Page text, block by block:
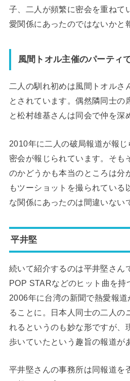
子、二人が頻繁に密会を重ねて
愛関係にあったのではないかと
風間トオル主催のパーティ
二人の馴れ初めは風間トオルさ
とされています。偶然隣同士の
と松村雄基さんは同会で仲を深
2010年に二人の破局報道が報
密会が報じられています。そも
のかどうかも本当のところは分
もツーショットを撮られている
な関係にあったのは間違いない
平井堅
続いて紹介するのは平井堅さん
POP STARなどのヒット曲を持
2006年に台湾の新聞で熱愛報
ることに。日本人同士の二人の
れるというのも妙な形ですが、
歩いていたという趣旨の報道が
平井堅さんの事務所は同報道を